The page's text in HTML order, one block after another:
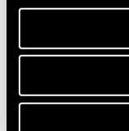
erforderlich sind.
Reiseberichte
Wohnmobil-